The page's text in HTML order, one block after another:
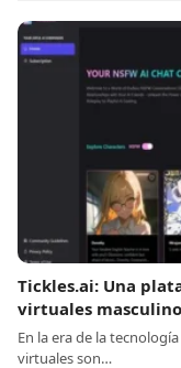
Tickles.ai: Una
virtuales
En la era de la
virtuales son…